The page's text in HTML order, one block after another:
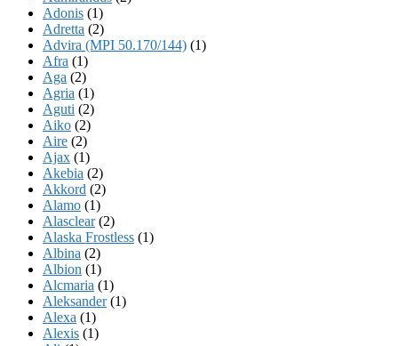
Adonis (1)
Adretta (2)
Advira (MPI 50.170/144) (1)
Afra (1)
Aga (2)
Agria (1)
Aguti (2)
Aiko (2)
Aire (2)
Ajax (1)
Akebia (2)
Akkord (2)
Alamo (1)
Alasclear(2)
Alaska Frostless (1)
Albina (2)
Albion (1)
Alcmaria (1)
Aleksander(1)
Alexa (1)
Alexis (1)